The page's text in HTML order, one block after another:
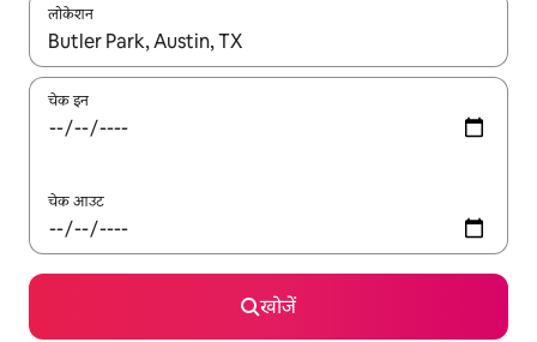
लोकेशन
नतीजों के उपलब्ध होने पर, अप और डाउन 'ऐरो की' का इस्तेमाल करके नेविगेट
चेक इन
चेक आउट
खोजें